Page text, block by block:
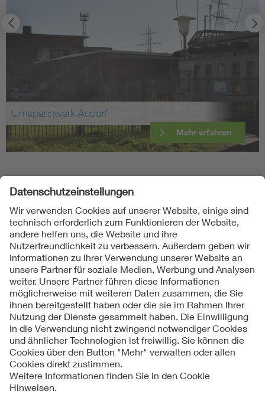
Umspannwerk Audorf
Mehr erfahren
Folgen Sie uns
Kontakte
Service
Impressum
Datenschutzinformationen